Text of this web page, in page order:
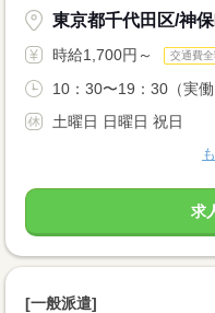
東京都千代田区/神保
時給1,700円～ 交通費
10：30〜19：30（実
土曜日 日曜日 祝日
求
[一般派遣]